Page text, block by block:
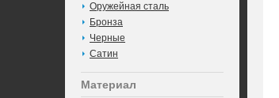
Оружейная сталь
Бронза
Черные
Сатин
Материал